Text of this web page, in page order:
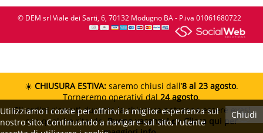
© DEM srl Viale dei Sarti, 6, 70132 Modugno BA - P.iva 01061680722
Chiudi
Utilizziamo i cookie per offrirvi la miglior esperienza sul
nostro sito. Continuando a navigare sul sito, l'utente
☀️ CHIUSURA ESTIVA: saremo chiusi dall’8 al 23 agosto.
Torneremo operativi dal24 agosto.
Gli ordini ricevuti durante la chiusura potranno essere evasi
con qualche ritardo. Buone vacanze!👉 Clicca qui per